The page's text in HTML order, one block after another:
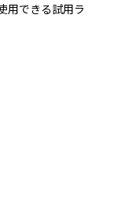
用できる試用ラ